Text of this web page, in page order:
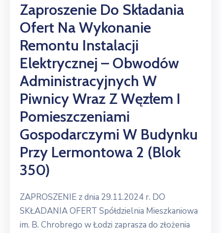
Zaproszenie Do Składania
Ofert Na Wykonanie
Remontu Instalacji
Elektrycznej – Obwodów
Administracyjnych W
Piwnicy Wraz Z Węzłem I
Pomieszczeniami
Gospodarczymi W Budynku
Przy Lermontowa 2 (blok
350)
ZAPROSZENIE z dnia 29.11.2024 r. DO
SKŁADANIA OFERT Spółdzielnia Mieszkaniowa
im. B. Chrobrego w Łodzi zaprasza do złożenia